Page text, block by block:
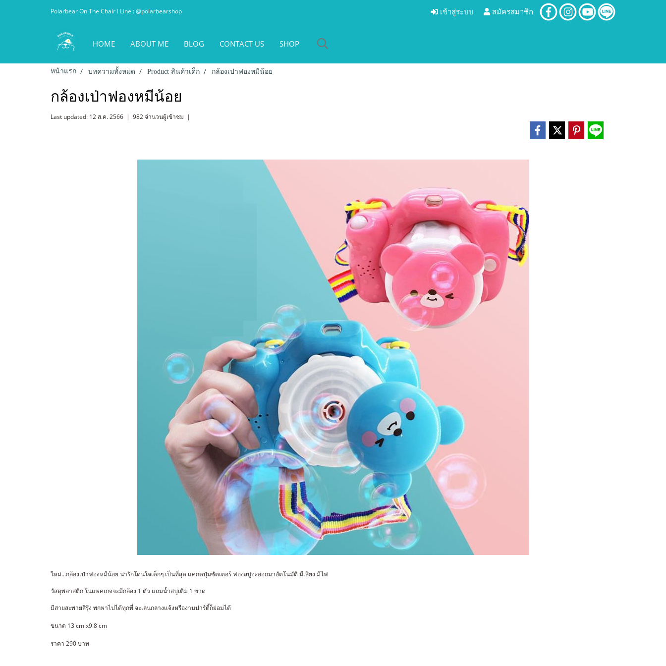
Polarbear On The Chair l Line : @polarbearshop เข้าสู่ระบบ สมัครสมาชิก
HOME ABOUT ME BLOG CONTACT US SHOP
หน้าแรก บทความทั้งหมด Product สินค้าเด็ก กล้องเป่าฟองหมีน้อย
กล้องเป่าฟองหมีน้อย
Last updated: 12 ส.ค. 2566 | 982 จำนวนผู้เข้าชม |
ใหม่...กล้องเป่าฟองหมีน้อย น่ารักโดนใจเด็กๆ เป็นที่สุด แค่กดปุ่มซัตเตอร์ ฟองสบู่จะออกมาอัตโนมัติ มีเสียง มีไฟ
วัสดุพลาสติก ในแพคเกจจะมีกล้อง 1 ตัว แถมน้ำสบู่เติม 1 ขวด
มีสายสะพายสีรุ้ง พกพาไปได้ทุกที่ จะเล่นกลางแจ้งหรืองานปาร์ตี้ก็ย่อมได้
ขนาด 13 cm x9.8 cm
ราคา 290 บาท